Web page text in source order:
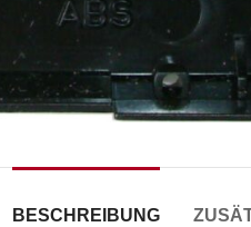
BESCHREIBUNG